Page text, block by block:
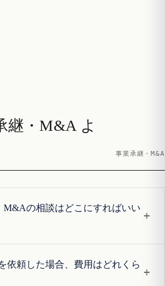
継・M&A よ
事業承継・M&A
M&Aの相談はどこにすればいい
+
依頼した場合、費用はどれくら
+